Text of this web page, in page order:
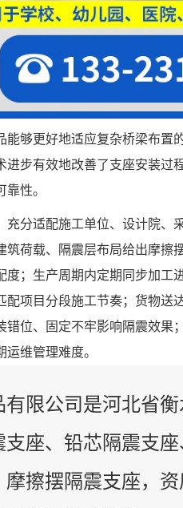
能够更好地适应复杂桥梁布置
进步有效地改善了支座安装过
性。
充分适配施工单位、设计院、
筑荷载、隔震层布局给出摩擦
度；生产周期内定期同步加工
配项目分段施工节奏；货物送
错位、固定不牢影响隔震效果
维管理难度。
限公司是河北省
支座、铅芯隔震支
擦摆隔震支座，